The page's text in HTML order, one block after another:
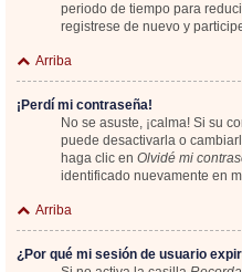
periodo de tiempo para
registrese de nuevo y
Arriba
¡Perdí mi contraseña!
No se asuste, ¡calma! Si su
puede desactivarla o
haga clic en Olvidé mi
identificado nuevamente en
Arriba
¿Por qué mi sesión de usuario